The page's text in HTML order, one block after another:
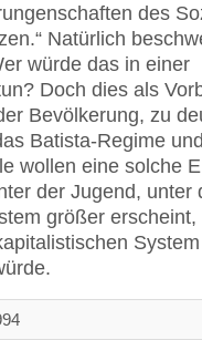
des
Natürlich
würde das in einer
Doch dies als
Bevölkerung, zu
Batista-Regime
wollen eine solche
der Jugend, unter
größer